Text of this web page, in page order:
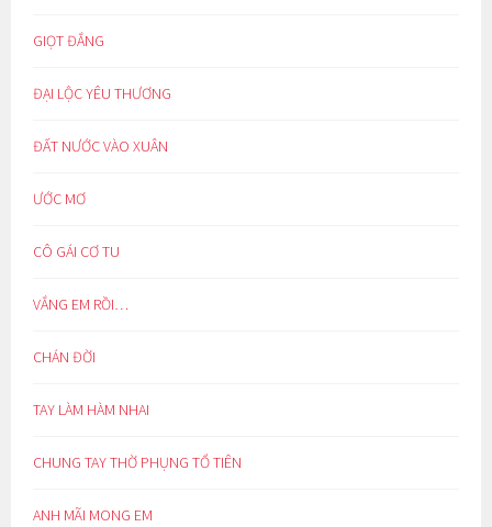
GIỌT ĐẮNG
ĐẠI LỘC YÊU THƯƠNG
ĐẤT NƯỚC VÀO XUÂN
ƯỚC MƠ
CÔ GÁI CƠ TU
VẮNG EM RỒI…
CHÁN ĐỜI
TAY LÀM HÀM NHAI
CHUNG TAY THỜ PHỤNG TỔ TIÊN
ANH MÃI MONG EM